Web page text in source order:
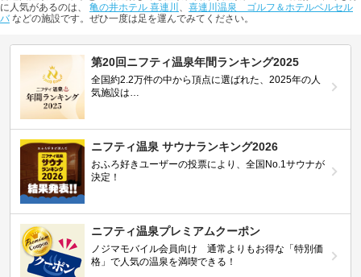
に人気があるのは、 亀の井ホテル 喜連川 、 喜連川温泉 ゴルフ＆ホテルベルセル
バなどの施設です。ぜひ一度は足を運んでみてください。
第20回ニフティ温泉年間ランキング2025
全国約2.2万件の中から頂点に選ばれた、2025年の人
気施設は…
ニフティ温泉 サウナランキング2026
おふろ好きユーザーの投票により、全国No.1サウナが
決定！
ニフティ温泉プレミアムクーポン
ノジマモバイル会員向け 通常よりもお得な「特別価
格」で人気の温泉を満喫できる！